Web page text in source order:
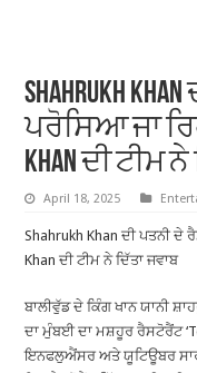
Shahrukh
ਪਰੋਸਿਆ ਜਾ
Khan ਦੀ ਟੀਮ
April 18, 2025
Shahrukh Khan ਦੀ ਪਤਨੀ ਦੇ
Khan ਦੀ ਟੀਮ ਨੇ ਦਿੱਤਾ ਜਵਾਬ
ਬਾਲੀਵੁੱਡ ਦੇ ਕਿੰਗ ਖਾਨ ਯਾਨੀ
ਦਾ ਮੁੰਬਈ ਦਾ ਮਸ਼ਹੂਰ ਰੈਸਟੋਰੈਂਟ
ਇਨਫਲੁਐਂਸਰ ਅਤੇ ਯੂਟਿਊਬਰ